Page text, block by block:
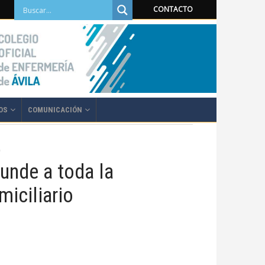
CONTACTO
COMUNICACIÓN
a toda la